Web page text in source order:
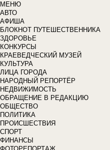
МЕНЮ
АВТО
АФИША
БЛОКНОТ ПУТЕШЕСТВЕННИКА
ЗДОРОВЬЕ
КОНКУРСЫ
КРАЕВЕДЧЕСКИЙ МУЗЕЙ
КУЛЬТУРА
ЛИЦА ГОРОДА
НАРОДНЫЙ РЕПОРТЁР
НЕДВИЖИМОСТЬ
ОБРАЩЕНИЕ В РЕДАКЦИЮ
ОБЩЕСТВО
ПОЛИТИКА
ПРОИСШЕСТВИЯ
СПОРТ
ФИНАНСЫ